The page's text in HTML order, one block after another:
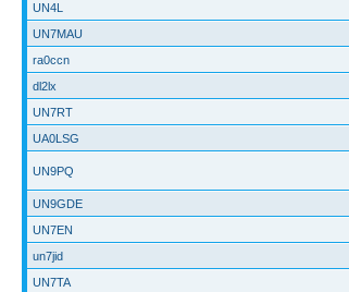
UN4L
UN7MAU
ra0ccn
dl2lx
UN7RT
UA0LSG
UN9PQ
UN9GDE
UN7EN
un7jid
UN7TA